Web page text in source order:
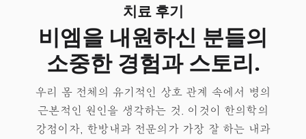
치료 후기
비엠을 내원하신 분들의
소중한 경험과 스토리.
우리 몸 전체의 유기적인 상호 관계 속에서 병의
근본적인 원인을 생각하는 것. 이것이 한의학의
강점이자, 한방내과 전문의가 가장 잘 하는 내과